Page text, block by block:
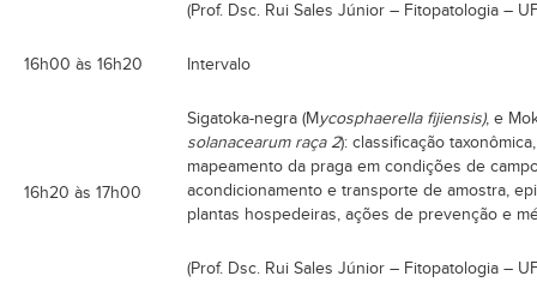
(Prof. Dsc. Rui Sales Júnior – Fitopatologia –
16h00 às 16h20 Intervalo
16h20 às 17h00
Sigatoka-negra (Mycosphaerella fijiensis), e
solanacearum raça 2): classificação
mapeamento da praga em condições de
acondicionamento e transporte de amostra,
plantas hospedeiras, ações de prevenção e
(Prof. Dsc. Rui Sales Júnior – Fitopatologia –